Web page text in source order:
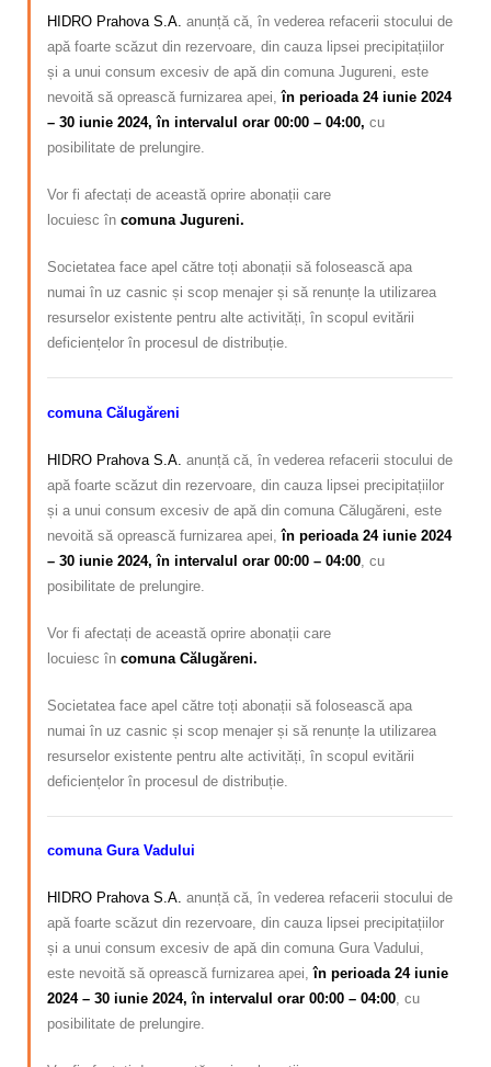
HIDRO Prahova S.A. anunță că, în vederea refacerii stocului de
apă foarte scăzut din rezervoare, din cauza lipsei precipitațiilor
și a unui consum excesiv de apă din comuna Jugureni, este
nevoită să oprească furnizarea apei, în perioada 24 iunie 2024
– 30 iunie 2024, în intervalul orar 00:00 – 04:00, cu
posibilitate de prelungire.
Vor fi afectați de această oprire abonații care
locuiesc în comuna Jugureni.
Societatea face apel către toți abonații să folosească apa
numai în uz casnic și scop menajer și să renunțe la utilizarea
resurselor existente pentru alte activități, în scopul evitării
deficiențelor în procesul de distribuție.
comuna Călugăreni
HIDRO Prahova S.A. anunță că, în vederea refacerii stocului de
apă foarte scăzut din rezervoare, din cauza lipsei precipitațiilor
și a unui consum excesiv de apă din comuna Călugăreni, este
nevoită să oprească furnizarea apei ,în perioada 24 iunie 2024
– 30 iunie 2024, în intervalul orar 00:00 – 04:00 , cu
posibilitate de prelungire.
Vor fi afectați de această oprire abonații care
locuiesc în comuna Călugăreni.
Societatea face apel către toți abonații să folosească apa
numai în uz casnic și scop menajer și să renunțe la utilizarea
resurselor existente pentru alte activități, în scopul evitării
deficiențelor în procesul de distribuție.
comuna Gura Vadului
HIDRO Prahova S.A. anunță că, în vederea refacerii stocului de
apă foarte scăzut din rezervoare, din cauza lipsei precipitațiilor
și a unui consum excesiv de apă din comuna Gura Vadului,
este nevoită să oprească furnizarea apei,în perioada 24 iunie
2024 – 30 iunie 2024, în intervalul orar 00:00 – 04:00, cu
posibilitate de prelungire.